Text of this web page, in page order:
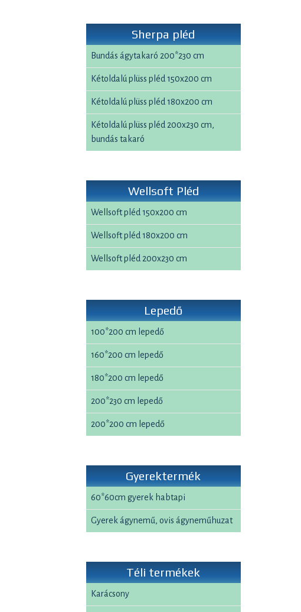
Sherpa pléd
Bundás ágytakaró 200*230 cm
Kétoldalú plüss pléd 150x200 cm
Kétoldalú plüss pléd 180x200 cm
Kétoldalú plüss pléd 200x230 cm,
bundás takaró
Wellsoft Pléd
Wellsoft pléd 150x200 cm
Wellsoft pléd 180x200 cm
Wellsoft pléd 200x230 cm
Lepedő
100*200 cm lepedő
160*200 cm lepedő
180*200 cm lepedő
200*230 cm lepedő
200*200 cm lepedő
Gyerektermék
60*60cm gyerek habtapi
Gyerek ágynemű, ovis ágyneműhuzat
Téli termékek
Karácsony